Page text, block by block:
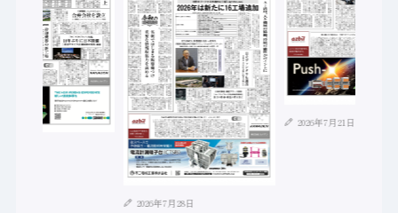
2026年7月28日
2026年7月21日